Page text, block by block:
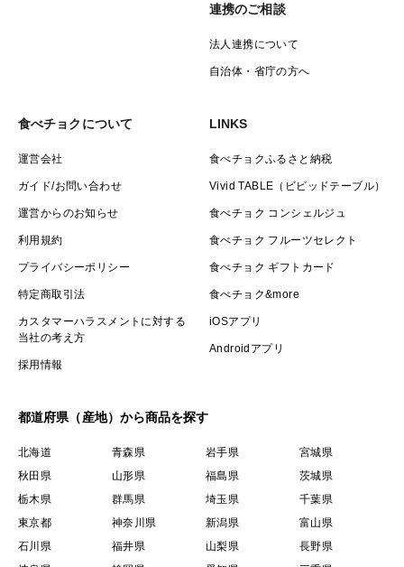
連携のご相談
法人連携について
自治体・省庁の方へ
食べチョクについて
運営会社
ガイド/お問い合わせ
運営からのお知らせ
利用規約
プライバシーポリシー
特定商取引法
カスタマーハラスメントに対する
当社の考え方
採用情報
LINKS
食べチョクふるさと納税
Vivid TABLE（ビビッドテーブル）
食べチョク コンシェルジュ
食べチョク フルーツセレクト
食べチョク ギフトカード
食べチョク&more
iOSアプリ
Androidアプリ
都道府県（産地）から商品を探す
北海道 青森県 岩手県
宮城県
秋田県
山形県 福島県
茨城県
栃木県
群馬県 埼玉県
千葉県
東京都
神奈川県 新潟県
富山県
石川県
福井県 山梨県
長野県